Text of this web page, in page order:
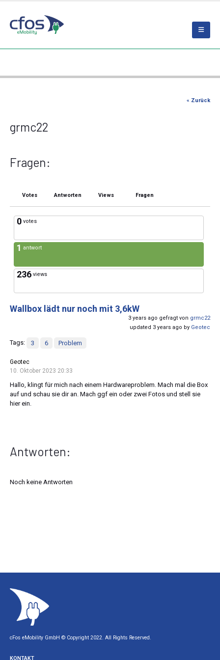
« Zurück
grmc22
Fragen:
Votes Antworten Views Fragen
0 votes
1 antwort
236 views
Wallbox lädt nur noch mit 3,6kW
3 years ago gefragt von grmc22
updated 3 years ago by Geotec
Tags: 3 6 Problem
Geotec
10. Oktober 2023 20:33
Hallo, klingt für mich nach einem Hardwareproblem. Mach mal die Box
auf und schau sie dir an. Mach ggf ein oder zwei Fotos und stell sie
hier ein.
Antworten:
Noch keine Antworten
cFos eMobility GmbH © Copyright 2022. All Rights Reserved.
KONTAKT